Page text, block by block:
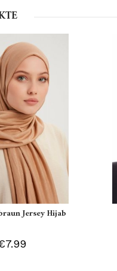
Jersey Hijab